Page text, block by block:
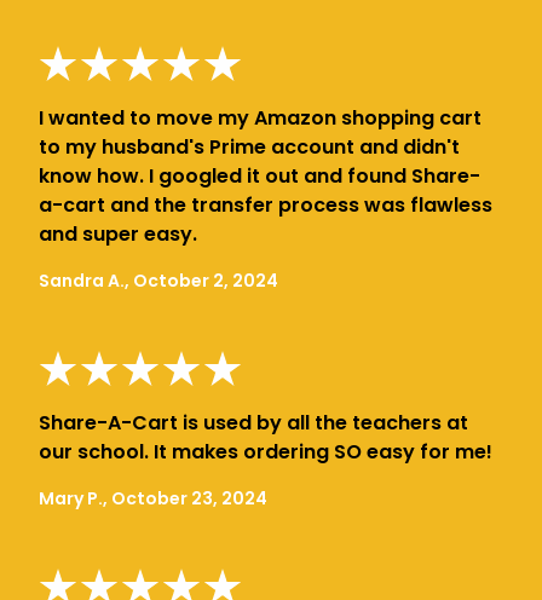
I wanted to move my Amazon shopping cart
to my husband's Prime account and didn't
know how. I googled it out and found Share-
a-cart and the transfer process was flawless
and super easy.
Sandra A., October 2, 2024
Share-A-Cart is used by all the teachers at
our school. It makes ordering SO easy for me!
Mary P., October 23, 2024